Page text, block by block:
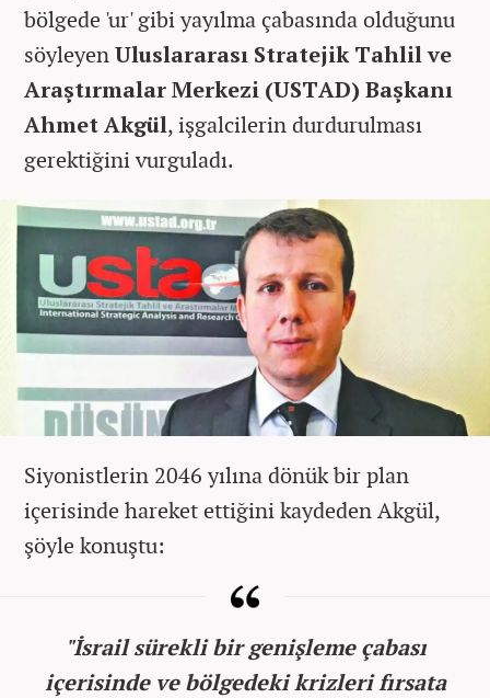
bölgede 'ur' gibi yayılma çabasında olduğunu
söyleyenUluslararası Stratejik Tahlil ve
Araştırmalar Merkezi (USTAD) Başkanı
Ahmet Akgül, işgalcilerin durdurulması
gerektiğini vurguladı.
Siyonistlerin 2046 yılına dönük bir plan
içerisinde hareket ettiğini kaydeden Akgül,
şöyle konuştu:
"İsrail sürekli bir genişleme çabası
içerisinde ve bölgedeki krizleri fırsata